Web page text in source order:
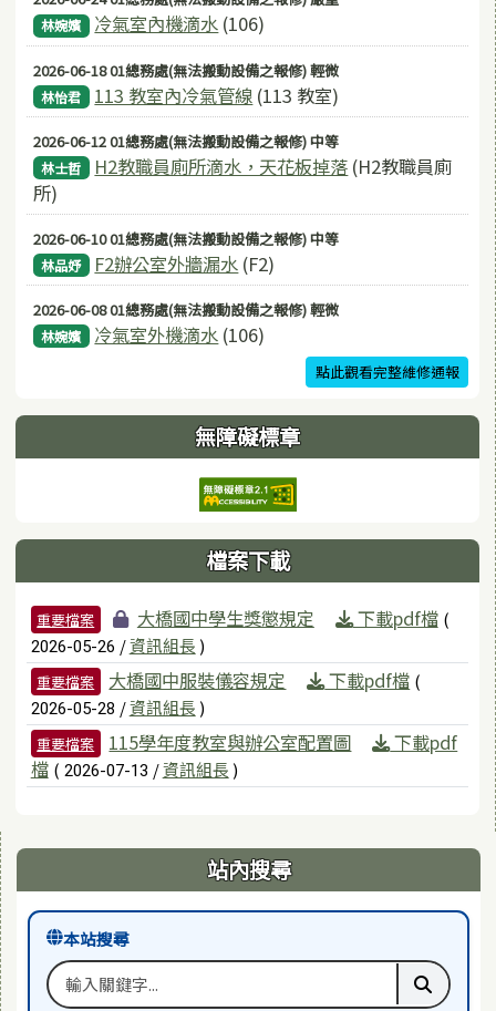
林婉嬪 冷氣室內機滴水 (106)
2026-06-18 01總務處(無法搬動設備之報修) 輕微
林怡君 113 教室內冷氣管線 (113 教室)
2026-06-12 01總務處(無法搬動設備之報修) 中等
林士哲 H2教職員廁所滴水，天花板掉落 (H2教職員廁
所)
2026-06-10 01總務處(無法搬動設備之報修) 中等
林品妤 F2辦公室外牆漏水 (F2)
2026-06-08 01總務處(無法搬動設備之報修) 輕微
林婉嬪 冷氣室外機滴水 (106)
點此觀看完整維修通報
無障礙標章
檔案下載
檔案列表
重要檔案 大橋國中學生獎懲規定 下載pdf檔 (
2026-05-26 /資訊組長 )
重要檔案 大橋國中服裝儀容規定 下載pdf檔 (
2026-05-28 /資訊組長 )
重要檔案 115學年度教室與辦公室配置圖
下載pdf
檔 ( 2026-07-13 /資訊組長 )
右邊區域內容 站內搜尋
本站搜尋
搜尋關鍵字 執行本